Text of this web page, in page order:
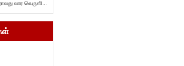
வார வெருளி...